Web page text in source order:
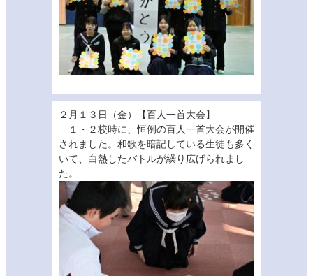
２月１３日（金）【百人一首大会】
１・２校時に、恒例の百人一首大会が開催
されました。和歌を暗記している生徒も多く
いて、白熱したバトルが繰り広げられまし
た。